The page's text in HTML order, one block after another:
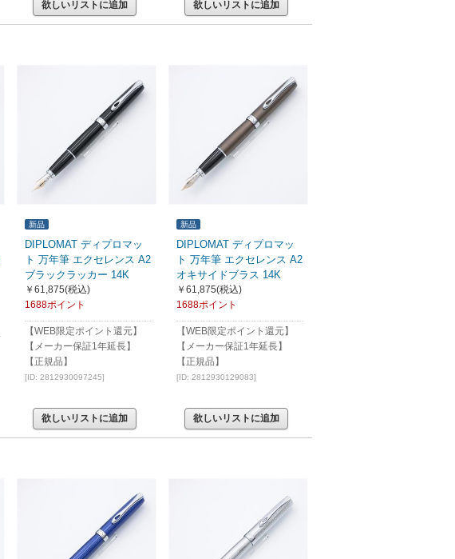
欲しいリストに追加 欲しいリストに追加
新品
DIPLOMAT ディプロマッ
ト 万年筆 エクセレンス A2
ブラックラッカー 14K
￥61,875(税込)
1688ポイント
【WEB限定ポイント還元】
【メーカー保証1年延長】
【正規品】
[ID: 2812930097245]
欲しいリストに追加
新品
DIPLOMAT ディプロマッ
ト 万年筆 エクセレンス A2
オキサイドブラス 14K
￥61,875(税込)
1688ポイント
【WEB限定ポイント還元】
【メーカー保証1年延長】
【正規品】
[ID: 2812930129083]
欲しいリストに追加